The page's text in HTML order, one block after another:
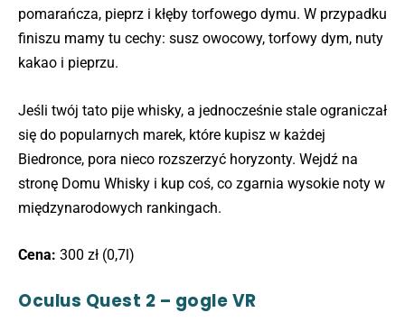
pomarańcza, pieprz i kłęby torfowego dymu. W przypadku
finiszu mamy tu cechy: susz owocowy, torfowy dym, nuty
kakao i pieprzu.
Jeśli twój tato pije whisky, a jednocześnie stale ograniczał
się do popularnych marek, które kupisz w każdej
Biedronce, pora nieco rozszerzyć horyzonty. Wejdź na
stronę Domu Whisky i kup coś, co zgarnia wysokie noty w
międzynarodowych rankingach.
Cena: 300 zł (0,7l)
Oculus Quest 2 – gogle VR